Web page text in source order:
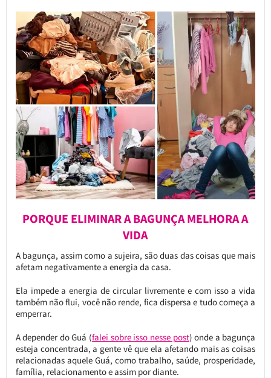
PORQUE ELIMINAR A BAGUNÇA MELHORA A
VIDA
A bagunça, assim como a sujeira, são duas das coisas que mais
afetam negativamente a energia da casa.
Ela impede a energia de circular livremente e com isso a vida
também não flui, você não rende, fica dispersa e tudo começa a
emperrar.
A depender do Guá (falei sobre isso nesse post) onde a bagunça
esteja concentrada, a gente vê que ela afetando mais as coisas
relacionadas aquele Guá, como trabalho, saúde, prosperidade,
família, relacionamento e assim por diante.